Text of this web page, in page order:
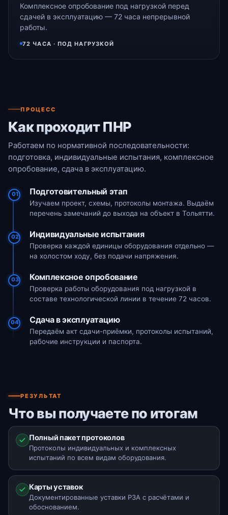
Комплексное опробование под нагрузкой перед
сдачей в эксплуатацию — 72 часа непрерывной
работы.
72 ЧАСА · ПОД НАГРУЗКОЙ
ПРОЦЕСС
Как проходит ПНР
Работаем по нормативной последовательности:
подготовка, индивидуальные испытания, комплексное
опробование, сдача в эксплуатацию.
01 Подготовительный этап
Изучаем проект, схемы, протоколы монтажа. Выдаём
перечень замечаний до выхода на объект в Тольятти.
02 Индивидуальные испытания
Проверка каждой единицы оборудования отдельно —
на холостом ходу, без подачи напряжения.
03 Комплексное опробование
Проверка работы оборудования под нагрузкой в
составе технологической линии в течение 72 часов.
04 Сдача в эксплуатацию
Передаём акт сдачи-приёмки, протоколы испытаний,
рабочие инструкции и паспорта.
РЕЗУЛЬТАТ
Что вы получаете по итогам
Полный пакет протоколов
Протоколы индивидуальных и комплексных
испытаний по всем видам оборудования.
Карты уставок
Документированные уставки РЗА с расчётами и
обоснованием.